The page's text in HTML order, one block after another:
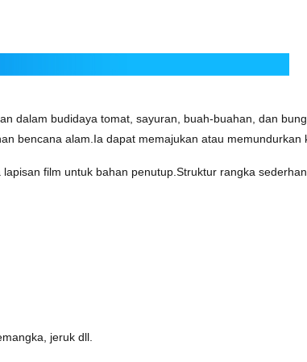
dalam budidaya tomat, sayuran, buah-buahan, dan
bencana alam.Ia dapat memajukan atau
film untuk bahan penutup.Struktur rangka
jeruk dll.